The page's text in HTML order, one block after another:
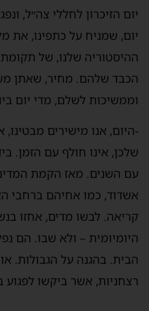
יום הזיכרון לחללי צה״ל,
יום, שמניח על כתפינו, את
ההיסטוריה שלנו, של
הכבד שלהם. מחיר, שאתן
וממשיכות לשלם, מדי יום
-היום, אנו מישירים
שלכן, אינו חולף עם הזמן.
עם השנים. מאז הקמת
אשדוד, כמו אחיהם ברחבי
קריאה. לבשו מדים, אחזו
היומיומית – ולא שבו. הם
הבית. בהגנה על הגבולות.
רצחניות, אשר ביקשו